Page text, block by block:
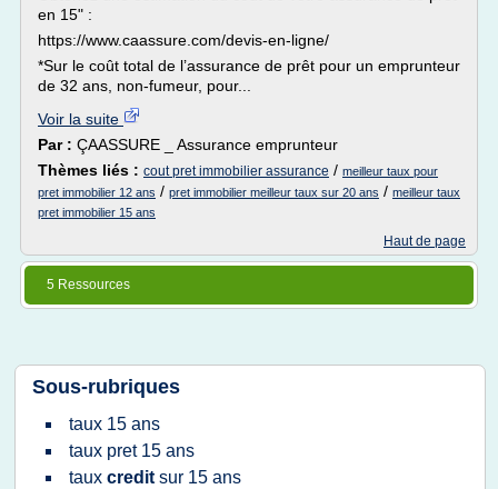
en 15" :
https://www.caassure.com/devis-en-ligne/
*Sur le coût total de l’assurance de prêt pour un emprunteur
de 32 ans, non-fumeur, pour...
Voir la suite
Par : ÇAASSURE _ Assurance emprunteur
Thèmes liés : cout pret immobilier assurance / meilleur taux pour
pret immobilier 12 ans / pret immobilier meilleur taux sur 20 ans / meilleur taux
pret immobilier 15 ans
Haut de page
5 Ressources
Sous-rubriques
taux 15 ans
taux pret 15 ans
taux credit sur 15 ans